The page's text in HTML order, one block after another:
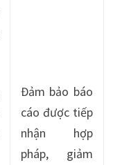
Đảm bảo báo
cáo được tiếp
nhận hợp
pháp, giảm